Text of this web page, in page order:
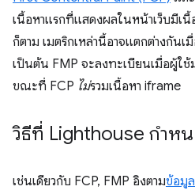
เนื้อหาแรกที่แสดงผลในหน้าเว็บมีเ
ก็ตาม เมตริกเหล่านี้อาจแตกต่างกัน
เป็นต้น FMP จะลงทะเบียนเมื่อผู้ใ
ขณะที่ FCP ไม่รวมเนื้อหา iframe
วิธีที่ Lighthouse กำห
เช่นเดียวกับ FCP, FMP อิงตามข้อมู